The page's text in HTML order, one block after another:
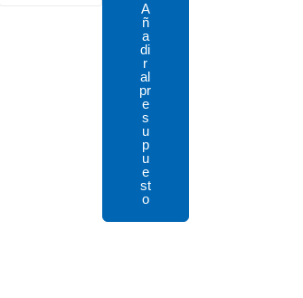
A
ñ
a
di
r
al
pr
e
s
u
p
u
e
st
o